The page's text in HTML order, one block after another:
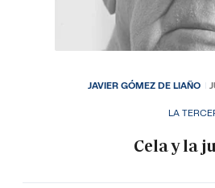
LA
Cela y la
JAVIER GÓMEZ DE LIAÑO